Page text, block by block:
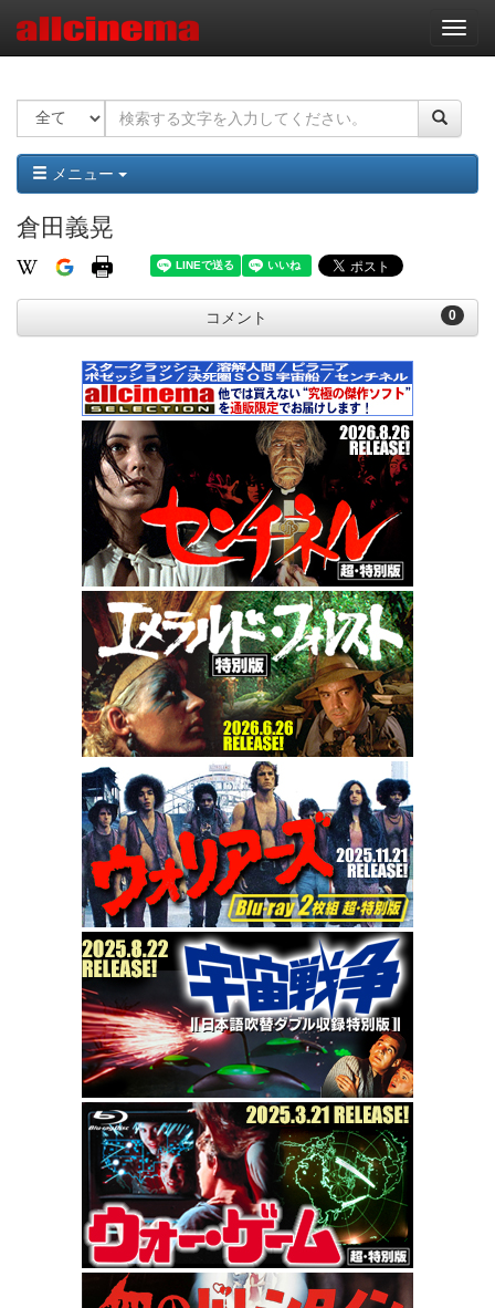
ナ
ビ
ー
ョ
ン
メニュー
倉田義晃
0
コメント